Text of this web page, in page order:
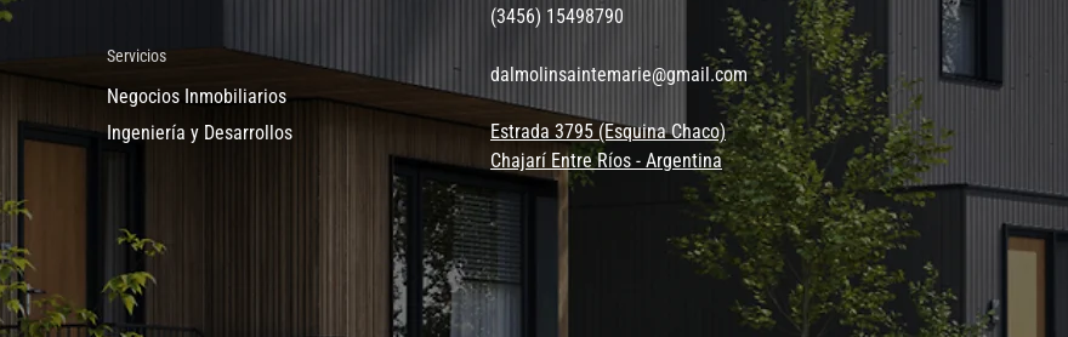
Servicios
Negocios Inmobiliarios
Ingeniería y Desarrollos
(3456) 15498790
dalmolinsaintemarie@gmail.com
Estrada 3795 (Esquina Chaco)
Chajarí Entre Ríos - Argentina